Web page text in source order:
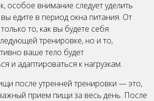
особое внимание следует уделить
едите в период окна питания. От
то, как вы будете себя
тренировке, но и то,
ваше тело будет
и адаптироваться к нагрузкам.
после утренней тренировки — это,
прием пищи за весь день. После